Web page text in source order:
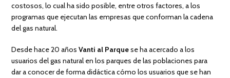
costosos, lo cual ha sido posible, entre otros factores, a los
programas que ejecutan las empresas que conforman la cadena
del gas natural.
Desde hace 20 añosVanti al Parquese ha acercado a los
usuarios del gas natural en los parques de las poblaciones para
dar a conocer de forma didáctica cómo los usuarios que se han